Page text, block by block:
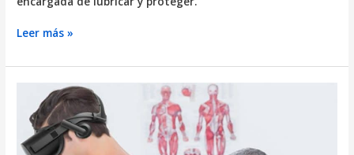
Líquido
¿Qué
para
que
sirve?
Leer más »